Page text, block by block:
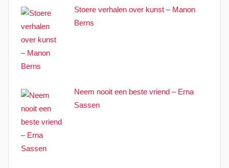
Stoere verhalen over kunst – Manon
Berns
Neem nooit een beste vriend – Erna
Sassen